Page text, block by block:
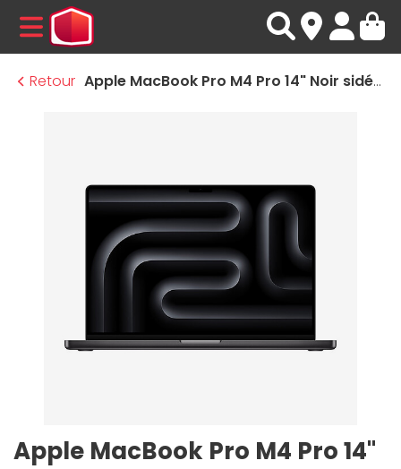
MENU
Retour
Apple MacBook Pro M4 Pro 14" Noir sidéral 48 Go/512 Go (MX2H3FN/A-48GB)
Apple MacBook Pro M4 Pro 14"